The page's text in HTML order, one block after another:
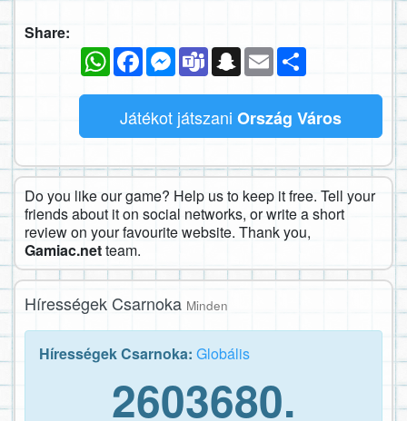
Share:
WhatsAppFacebookMessenger
TeamsSnapchat
Email
Játékot játszani Ország Város
Do you like our game? Help us to keep it free. Tell your
friends about it on social networks, or write a short
review on your favourite website. Thank you,
Gamiac.netteam.
Hírességek Csarnoka Minden
Hírességek Csarnoka: Globális
2603680.